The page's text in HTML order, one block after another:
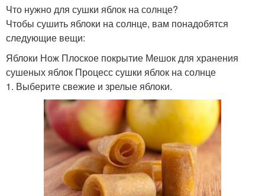
Что нужно для сушки яблок на солнце?
Чтобы сушить яблоки на солнце, вам понадобятся
следующие вещи:
Яблоки Нож Плоское покрытие Мешок для хранения
сушеных яблок Процесс сушки яблок на солнце
1. Выберите свежие и зрелые яблоки.